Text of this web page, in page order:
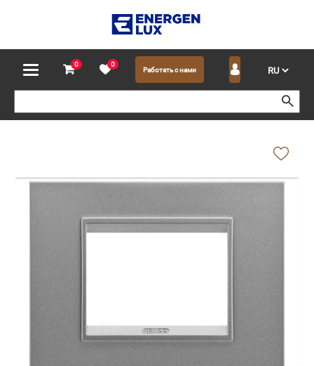
0 0
Работать с нами